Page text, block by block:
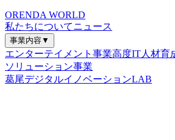
ORENDA WORLD
私たちについてニュース
事業内容▼
エンターテイメント事業高度IT人材育
ソリューション事業
葛尾デジタルイノベーションLAB